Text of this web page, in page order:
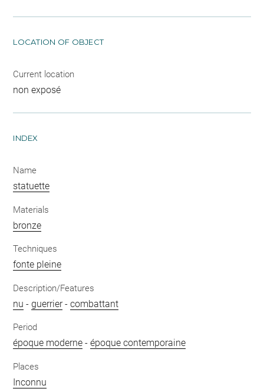
LOCATION OF OBJECT
Current location
non exposé
INDEX
Name
statuette
Materials
bronze
Techniques
fonte pleine
Description/Features
nu -guerrier-combattant
Period
époque moderne -époque contemporaine
Places
Inconnu